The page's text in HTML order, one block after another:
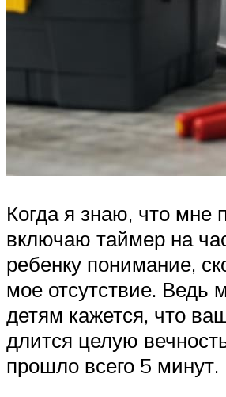
Когда я знаю, что мне
включаю таймер на
ребенку понимание,
мое отсутствие. Ведь
детям кажется, что
длится целую
прошло всего 5 минут.